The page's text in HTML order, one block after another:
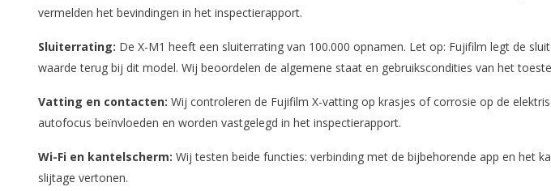
vermelden het bevindingen in het inspectierapport.
Sluiterrating: De X-M1 heeft een sluiterrating van 100.000 opnamen. Let op: Fujifilm legt de
waarde terug bij dit model. Wij beoordelen de algemene staat en gebruikscondities van het
Vatting en contacten: Wij controleren de Fujifilm X-vatting op krasjes of corrosie op de
autofocus beïnvloeden en worden vastgelegd in het inspectierapport.
Wi-Fi en kantelscherm: Wij testen beide functies: verbinding met de bijbehorende app en het
slijtage vertonen.